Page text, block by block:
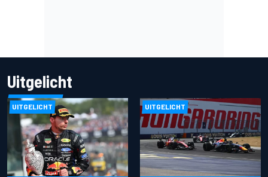
Uitgelicht
UITGELICHT UITGELICHT